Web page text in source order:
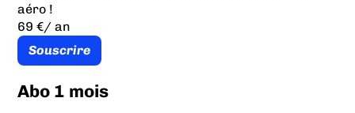
aéro !
69 €/ an
Souscrire
Abo 1 mois